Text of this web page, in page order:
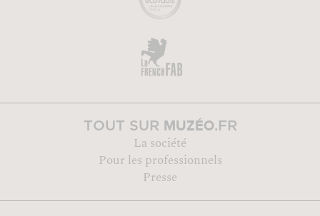
TOUT SUR MUZÉO.FR
La société
Pour les professionnels
Presse